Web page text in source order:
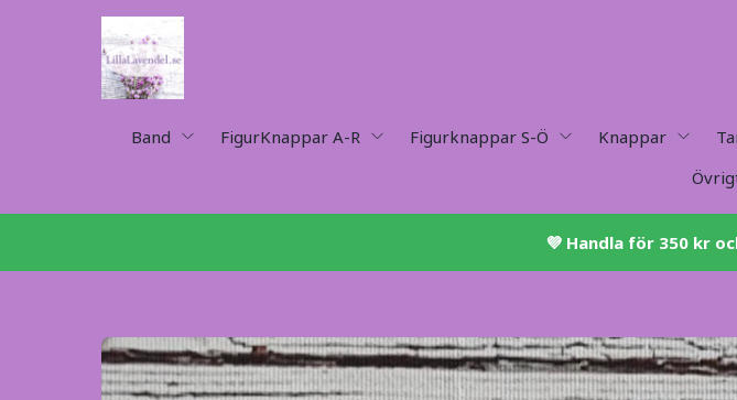
Band FigurKnappar A-R Figurknappar S-Ö Knappar
💜 ​Handla för 350 kr